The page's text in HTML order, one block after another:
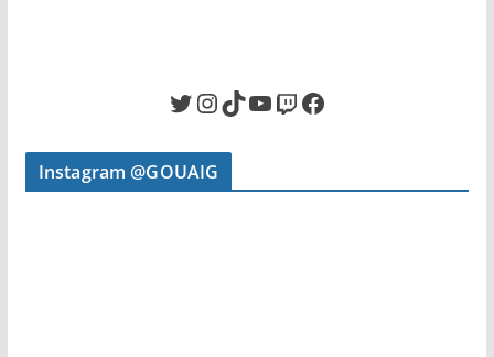
Twitter InstagramTikTok YouTube Twitch Facebook
Instagram @GOUAIG